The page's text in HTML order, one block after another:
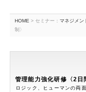
HOME > セミナー： マネジメン
制〉
管理能力強化研修〈2日
ロジック、ヒューマンの両